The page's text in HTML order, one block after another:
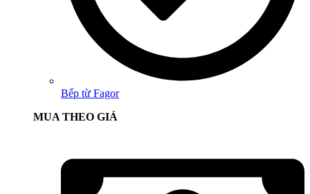
Bếp từ Fagor
MUA THEO GIÁ